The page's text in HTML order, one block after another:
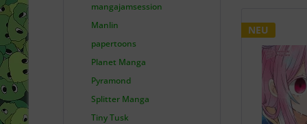
mangajamsession
Manlin
papertoons
Planet Manga
Pyramond
Splitter Manga
Tiny Tusk
NEU